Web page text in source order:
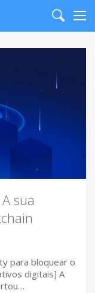
Search
sua
para bloquear o
digitais] A